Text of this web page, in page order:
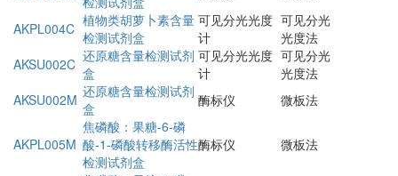
AKPL004C 植物类胡萝卜素含量
检测试剂盒
可见分光光度
计
可见分光
光度法
AKSU002C 还原糖含量检测试剂
盒
可见分光光度
计
可见分光
光度法
AKSU002M 还原糖含量检测试剂
盒
酶标仪 微板法
AKPL005M
焦磷酸：果糖-6-磷
酸-1-磷酸转移酶活性
检测试剂盒
酶标仪 微板法